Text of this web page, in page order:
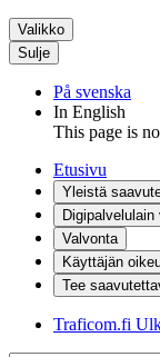
Valikko
Sulje
På svenska
In English
This page is
Etusivu
Yleistä
Valvonta
Käyttäjän
Tee
Traficom.fi